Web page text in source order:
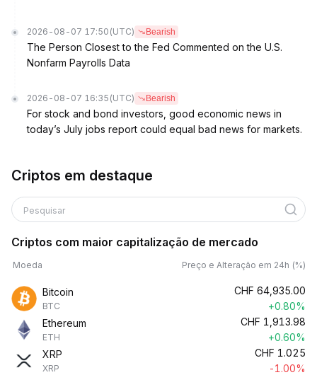
2026-08-07 17:50 (UTC) Bearish
The Person Closest to the Fed Commented on the U.S.
Nonfarm Payrolls Data
2026-08-07 16:35 (UTC) Bearish
For stock and bond investors, good economic news in
today’s July jobs report could equal bad news for markets.
Criptos em destaque
Pesquisar
Criptos com maior capitalização de mercado
Moeda Preço e Alteração em 24h (%)
Bitcoin
BTC
CHF 64,935.00
+0.80%
Ethereum
ETH
CHF 1,913.98
+0.60%
XRP
XRP
CHF 1.025
-1.00%